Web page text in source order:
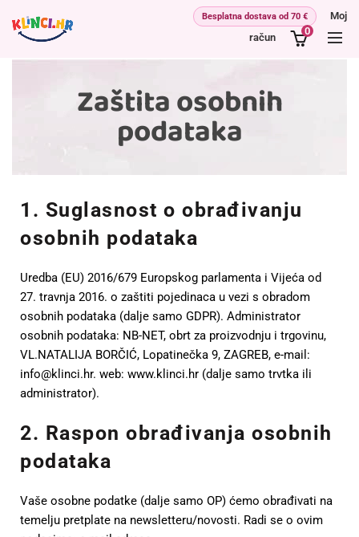
Moj
račun
0
Zaštita osobnih
podataka
1. Suglasnost o obrađivanju
osobnih podataka
Uredba (EU) 2016/679 Europskog parlamenta i Vijeća od
27. travnja 2016. o zaštiti pojedinaca u vezi s obradom
osobnih podataka (dalje samo GDPR). Administrator
osobnih podataka: NB-NET, obrt za proizvodnju i trgovinu,
VL.NATALIJA BORČIĆ, Lopatinečka 9, ZAGREB, e-mail:
info@klinci.hr. web: www.klinci.hr (dalje samo trvtka ili
administrator).
2. Raspon obrađivanja osobnih
podataka
Vaše osobne podatke (dalje samo OP) ćemo obrađivati na
temelju pretplate na newsletteru/novosti. Radi se o ovim